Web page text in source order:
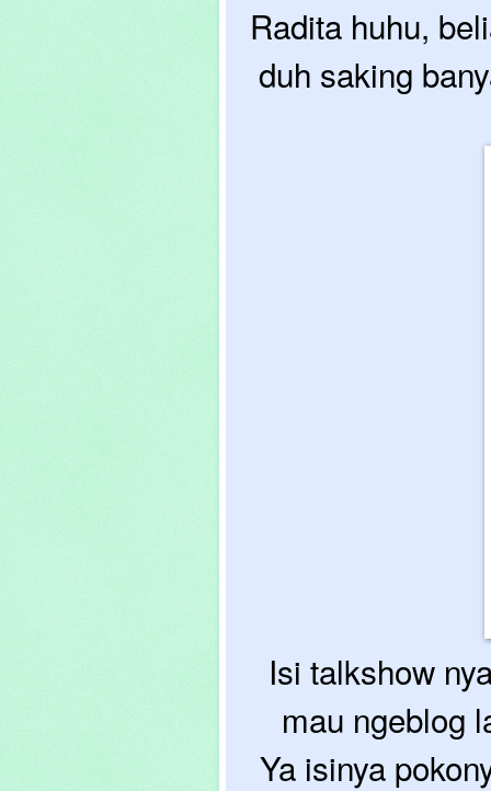
Radita huhu,
duh saking
Isi talkshow
mau ngeblog
Ya isinya